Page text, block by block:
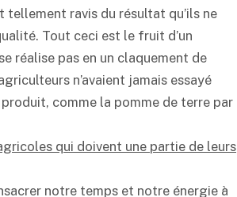
ravis du résultat qu’ils ne
Tout ceci est le fruit d’un
réalise pas en un claquement de
n’avaient jamais essayé
comme la pomme de terre par
qui doivent une partie de leurs
notre temps et notre énergie à